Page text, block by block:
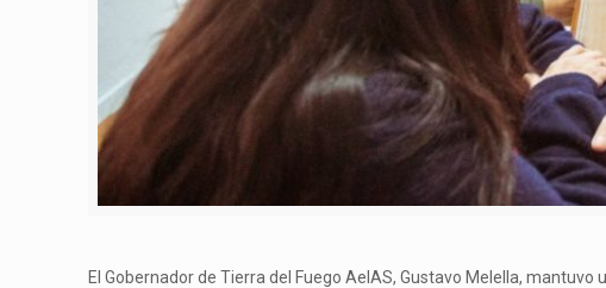
El Gobernador de Tierra del Fuego AeIAS, Gustavo Melella,